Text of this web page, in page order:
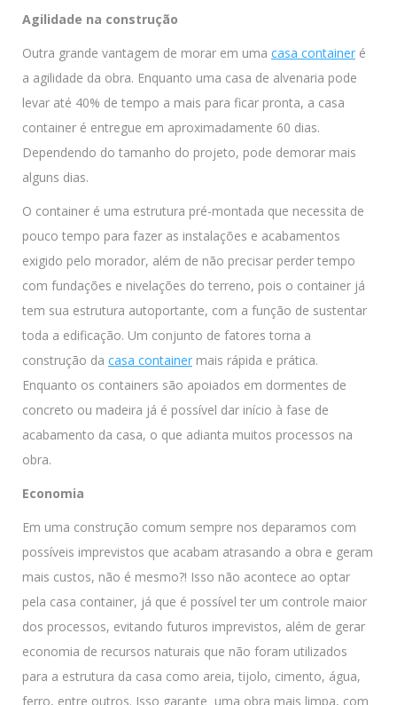
Agilidade na construção
Outra grande vantagem de morar em uma casa container é
a agilidade da obra. Enquanto uma casa de alvenaria pode
levar até 40% de tempo a mais para ficar pronta, a casa
container é entregue em aproximadamente 60 dias.
Dependendo do tamanho do projeto, pode demorar mais
alguns dias.
O container é uma estrutura pré-montada que necessita de
pouco tempo para fazer as instalações e acabamentos
exigido pelo morador, além de não precisar perder tempo
com fundações e nivelações do terreno, pois o container já
tem sua estrutura autoportante, com a função de sustentar
toda a edificação. Um conjunto de fatores torna a
construção da casa container mais rápida e prática.
Enquanto os containers são apoiados em dormentes de
concreto ou madeira já é possível dar início à fase de
acabamento da casa, o que adianta muitos processos na
obra.
Economia
Em uma construção comum sempre nos deparamos com
possíveis imprevistos que acabam atrasando a obra e geram
mais custos, não é mesmo?! Isso não acontece ao optar
pela casa container, já que é possível ter um controle maior
dos processos, evitando futuros imprevistos, além de gerar
economia de recursos naturais que não foram utilizados
para a estrutura da casa como areia, tijolo, cimento, água,
ferro, entre outros. Isso garante uma obra mais limpa, com